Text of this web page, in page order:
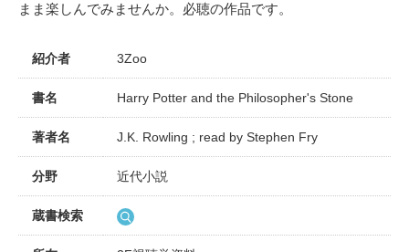
まま楽しんでみませんか。必聴の作品です。
紹介者 3Zoo
書名 Harry Potter and the Philosopher's Stone
著者名 J.K. Rowling ; read by Stephen Fry
分野 近代小説
蔵書検索